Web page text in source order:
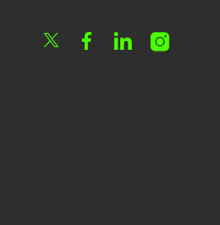
FacebookLinkedIn